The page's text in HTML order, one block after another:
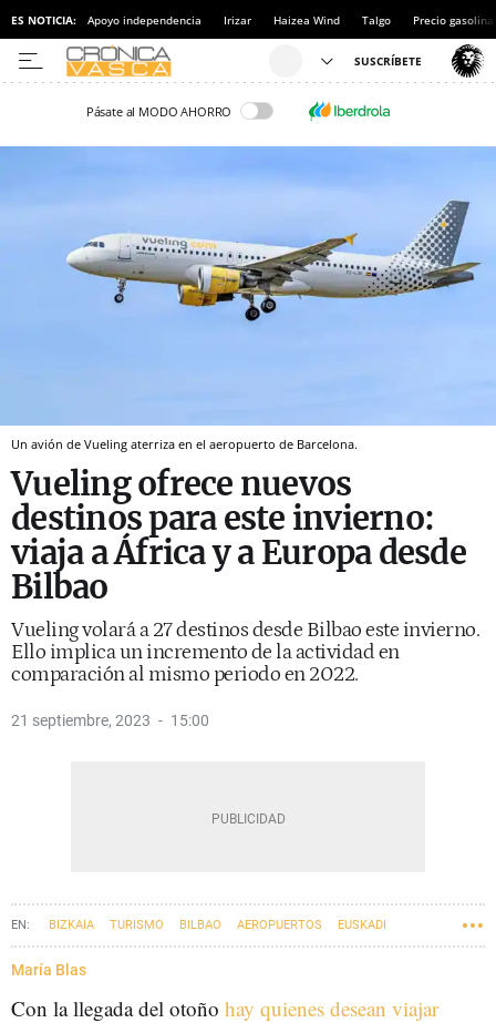
ES NOTICIA: Apoyo independencia Irizar Haizea Wind Talgo Precio gasolina
Pásate al MODO AHORRO
Un avión de Vueling aterriza en el aeropuerto de Barcelona.
Vueling ofrece nuevos
destinos para este invierno:
viaja a África y a Europa desde
Bilbao
Vueling volará a 27 destinos desde Bilbao este invierno.
Ello implica un incremento de la actividad en
comparación al mismo periodo en 2022.
21 septiembre, 2023 15:00
BIZKAIA TURISMO BILBAO AEROPUERTOS EUSKADI
María Blas
Con la llegada del otoño hay quienes desean viajar